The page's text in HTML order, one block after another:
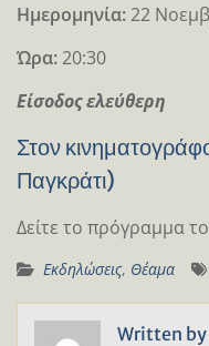
Ημερομηνία:22
Ώρα:20:30
Είσοδος ελεύθερη
Στον
Παγκράτι)
Δείτε το πρόγραμμα
Εκδηλώσεις, Θέαμα
Written by